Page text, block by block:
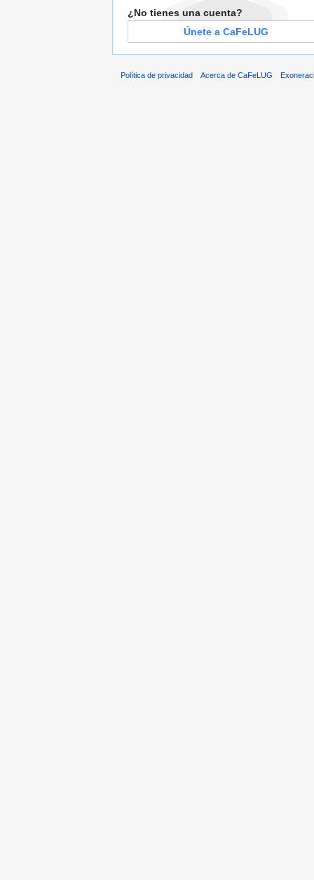
¿No tienes una cuenta?
Únete a CaFeLUG
Política de privacidad Acerca de CaFeLUG